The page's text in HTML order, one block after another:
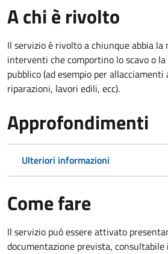
A chi è rivolto
Il servizio è rivolto a chiunque abbia la
interventi che comportino lo scavo o
pubblico (ad esempio per
riparazioni, lavori edili, ecc).
Approfondimenti
Ulteriori informazioni
Come fare
Il servizio può essere attivato
documentazione prevista, consultabile